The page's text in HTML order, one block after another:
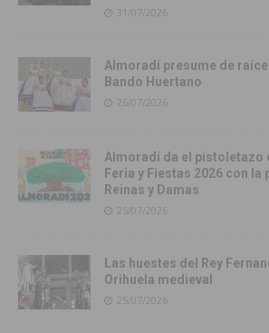
31/07/2026
Almoradí presume de
Bando Huertano
26/07/2026
Almoradí da el pistoletazo
Feria y Fiestas 2026 con
Reinas y Damas
25/07/2026
Las huestes del Rey
Orihuela medieval
25/07/2026